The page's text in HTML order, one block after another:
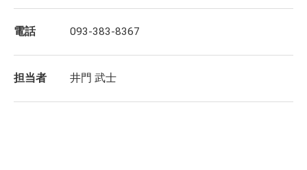
電話 093-383-8367
担当者 井門 武士